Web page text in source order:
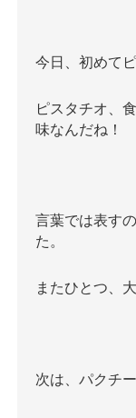
今日、初めて
ピスタチオ、
味なんだね！
言葉では表す
た。
またひとつ、
次は、パクチ